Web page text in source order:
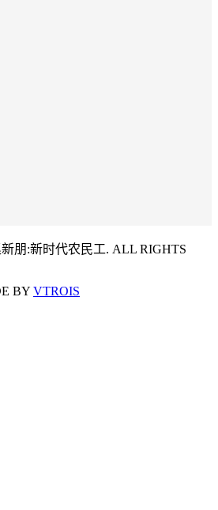
朋:新时代农民工. ALL RIGHTS
BY VTROIS